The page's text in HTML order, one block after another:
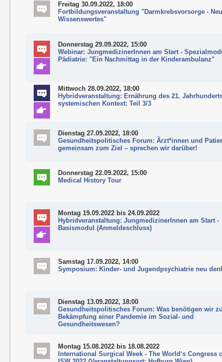
Freitag 30.09.2022, 18:00
Fortbildungsveranstaltung "Darmkrebsvorsorge -
Wissenswertes"
Donnerstag 29.09.2022, 15:00
Webinar: JungmedizinerInnen am Start -
Pädiatrie: "Ein Nachmittag in der Kinderambulanz"
Mittwoch 28.09.2022, 18:00
Hybridveranstaltung: Ernährung des 21.
systemischen Kontext: Teil 3/3
Dienstag 27.09.2022, 18:00
Gesundheitspolitisches Forum: Ärzt*innen und
gemeinsam zum Ziel – sprechen wir darüber!
Donnerstag 22.09.2022, 15:00
Medical History Tour
Montag 19.09.2022 bis 24.09.2022
Hybridveranstaltung: JungmedizinerInnen am Start -
Basismodul (Anmeldeschluss)
Samstag 17.09.2022, 14:00
Symposium: Kinder- und Jugendpsychiatrie neu
Dienstag 13.09.2022, 18:00
Gesundheitspolitisches Forum: Was benötigen wir
Bekämpfung einer Pandemie im Sozial- und
Gesundheitswesen?
Montag 15.08.2022 bis 18.08.2022
International Surgical Week - The World‘s Congress